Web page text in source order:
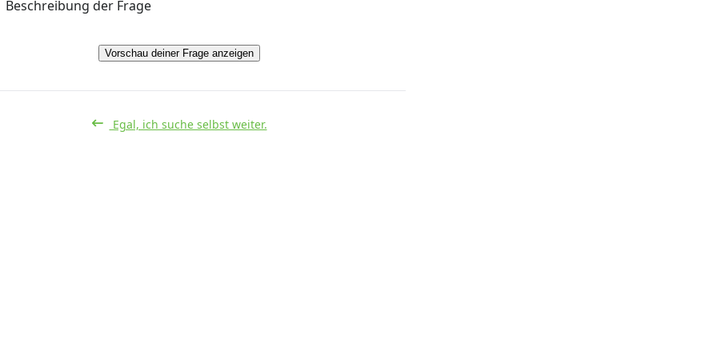
Beschreibung der Frage
Vorschau deiner Frage anzeigen
Egal, ich suche selbst weiter.